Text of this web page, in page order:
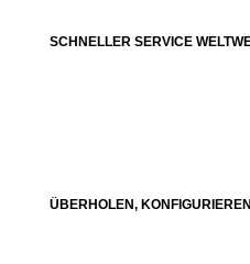
SCHNELLER SERVICE
ÜBERHOLEN,